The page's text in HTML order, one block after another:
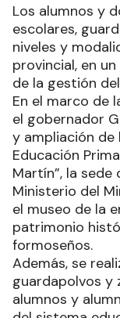
Los alumnos y
escolares,
niveles y
provincial, en
de la gestión
En el marco de
el gobernador
y ampliación de
Educación
Martín”, la sede
Ministerio del
el museo de la
patrimonio
formoseños.
Además, se
guardapolvos y
alumnos y